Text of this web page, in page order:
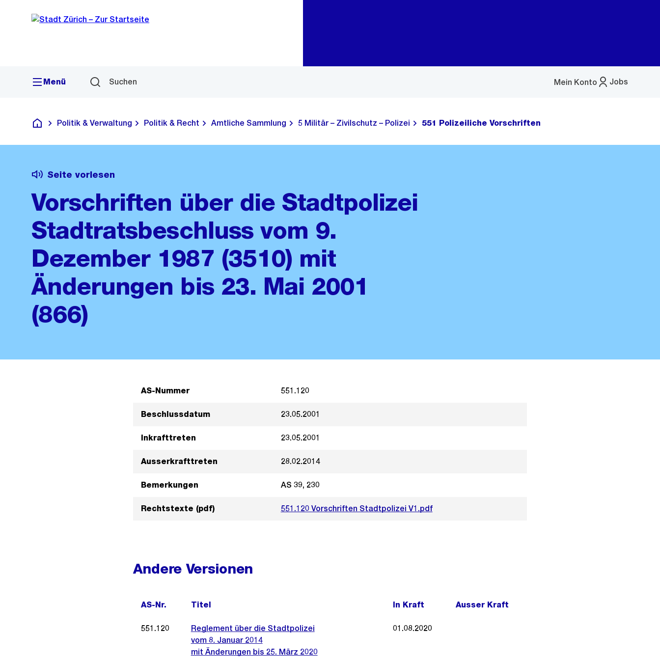
Navigation
Sprunglink
Menü Suchen Jobs
Mein Konto
Menü
Deutsch
Politik & Verwaltung Politik & Recht Amtliche Sammlung 5 Militär – Zivilschutz – Polizei 551 Polizeiliche Vorschriften
Seite vorlesen
Vorschriften über die Stadtpolizei
Stadtratsbeschluss vom 9.
Dezember 1987 (3510) mit
Änderungen bis 23. Mai 2001
(866)
AS-Nummer 551.120
Beschlussdatum 23.05.2001
Inkrafttreten 23.05.2001
Ausserkrafttreten 28.02.2014
Bemerkungen AS 39, 230
Rechtstexte (pdf) 551.120 Vorschriften Stadtpolizei V1.pdf
Andere Versionen
AS-Nr. Titel In Kraft Ausser Kraft
551.120
Reglement über die Stadtpolizei
vom 8. Januar 2014
mit Änderungen bis 25. März 2020
01.08.2020